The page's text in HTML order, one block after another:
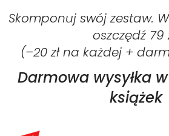
Skomponuj swój zestaw.
oszczędź 79
(–20 zł na każdej +
Darmowa wysyłka
książek